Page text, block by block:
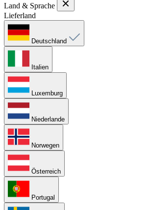
Land & Sprache
Lieferland
Deutschland
Italien
Luxemburg
Niederlande
Norwegen
Österreich
Portugal